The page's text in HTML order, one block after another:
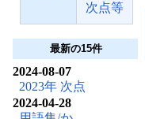
次点等
最新の15件
2024-08-07
2023年 次点
2024-04-28